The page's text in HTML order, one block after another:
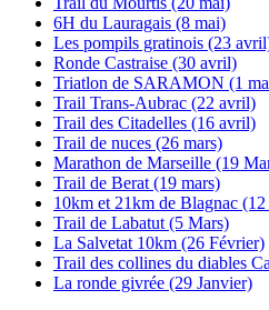
6H du Lauragais (8 mai)
Les pompils gratinois (23
Ronde Castraise (30 avril)
Triatlon de SARAMON (1
Trail Trans-Aubrac (22 avril)
Trail des Citadelles (16 avril)
Trail de nuces (26 mars)
Marathon de Marseille (19
Trail de Berat (19 mars)
10km et 21km de Blagnac
Trail de Labatut (5 Mars)
La Salvetat 10km (26 Février)
Trail des collines du diables
La ronde givrée (29 Janvier)